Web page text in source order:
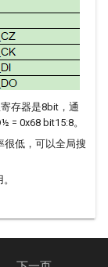
参考
参考
用参考
口使用指南
存器是8bit，通
= 0x68 bit15:8。
很低，可以全局搜